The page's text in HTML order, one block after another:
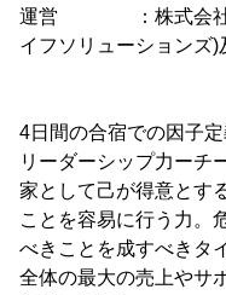
運営 ：株式会社ア
イフソリューションズ
4日間の合宿での因子定
リーダーシップ力ーチ
家として己が得意とす
ことを容易に行う力。
べきことを成すべきタ
全体の最大の売上やサ